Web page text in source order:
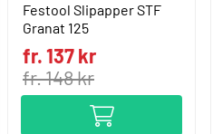
Festool Slipapper STF
Granat 125
fr. 137 kr
fr. 148 kr